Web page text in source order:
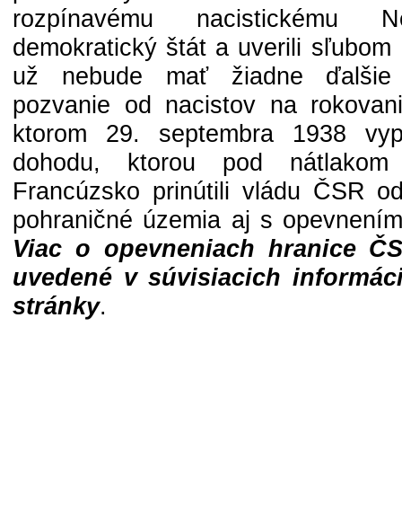
rozpínavému nacistickému
demokratický štát a uverili
už nebude mať žiadne ďalšie
pozvanie od nacistov na
ktorom 29. septembra 1938
dohodu, ktorou pod
Francúzsko prinútili vládu ČSR
pohraničné územia aj s
Viac o opevneniach hranice
uvedené v súvisiacich
stránky.